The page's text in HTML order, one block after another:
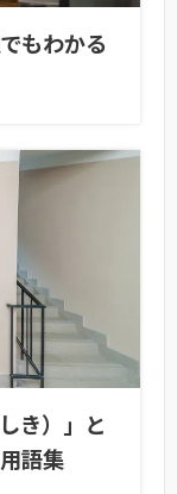
もわかる
き）」と
語集